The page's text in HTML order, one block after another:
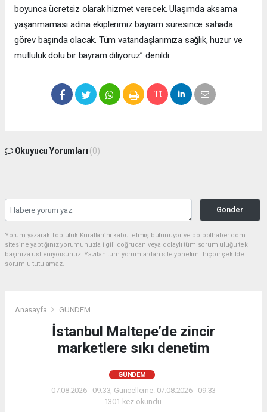
boyunca ücretsiz olarak hizmet verecek. Ulaşımda aksama
yaşanmaması adına ekiplerimiz bayram süresince sahada
görev başında olacak. Tüm vatandaşlarımıza sağlık, huzur ve
mutluluk dolu bir bayram diliyoruz” denildi.
Okuyucu Yorumları (0)
Gönder
Yorum yazarak Topluluk Kuralları’nı kabul etmiş bulunuyor ve bolbolhaber.com
sitesine yaptığınız yorumunuzla ilgili doğrudan veya dolaylı tüm sorumluluğu tek
başınıza üstleniyorsunuz. Yazılan tüm yorumlardan site yönetimi hiçbir şekilde
sorumlu tutulamaz.
Anasayfa GÜNDEM
İstanbul Maltepe’de zincir
marketlere sıkı denetim
GÜNDEM
07.08.2026 - 09:33, Güncelleme: 07.08.2026 - 09:33
1301 kez okundu.